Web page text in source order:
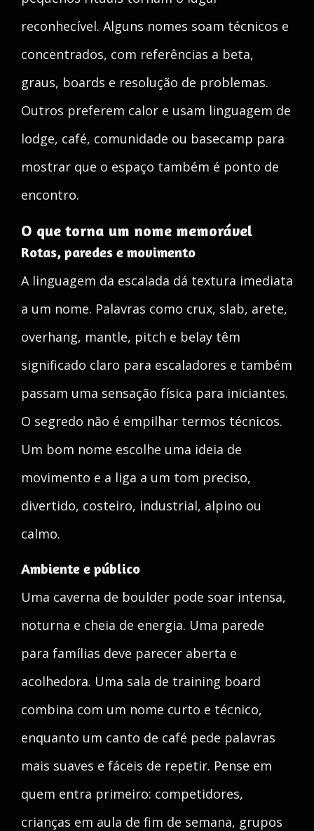
reconhecível. Alguns nomes soam técnicos e
concentrados, com referências a beta,
graus, boards e resolução de problemas.
Outros preferem calor e usam linguagem de
lodge, café, comunidade ou basecamp para
mostrar que o espaço também é ponto de
encontro.
O que torna um nome memorável
Rotas, paredes e movimento
A linguagem da escalada dá textura imediata
a um nome. Palavras como crux, slab, arete,
overhang, mantle, pitch e belay têm
significado claro para escaladores e também
passam uma sensação física para iniciantes.
O segredo não é empilhar termos técnicos.
Um bom nome escolhe uma ideia de
movimento e a liga a um tom preciso,
divertido, costeiro, industrial, alpino ou
calmo.
Ambiente e público
Uma caverna de boulder pode soar intensa,
noturna e cheia de energia. Uma parede
para famílias deve parecer aberta e
acolhedora. Uma sala de training board
combina com um nome curto e técnico,
enquanto um canto de café pede palavras
mais suaves e fáceis de repetir. Pense em
quem entra primeiro: competidores,
crianças em aula de fim de semana, grupos